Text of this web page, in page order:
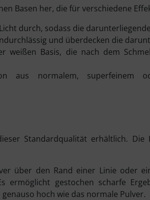
Basen her, die für verschiedene
durch, sodass die
und überdecken die
weißen Basis, die nach dem
aus normalem, superfeinem
Standardqualität erhältlich.
über den Rand einer Linie oder
ermöglicht gestochen scharfe
hoch wie das normale Pulver.